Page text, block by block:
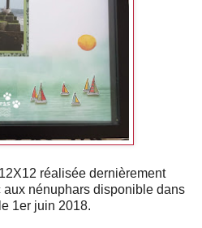
réalisée dernièrement
nénuphars disponible dans
1er juin 2018.